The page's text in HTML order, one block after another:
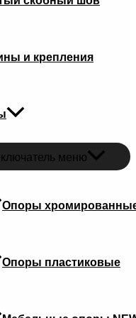
и крепления
меню
Опоры
Опоры пластиковые